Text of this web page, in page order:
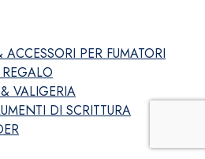
PER FUMATORI
VALIGERIA
DI SCRITTURA